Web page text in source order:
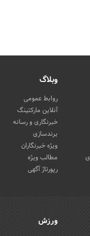
وبلاگ
روابط عمومی
آنلاین مارکتینگ
خبرنگاری و رسانه
برندسازی
ویژه خبرنگاران
مطالب ویژه
رپورتاژ آگهی
ورزش